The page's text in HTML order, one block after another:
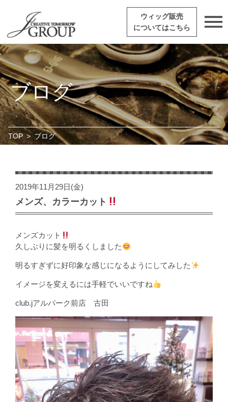
ウィッグ販売
についてはこちら
ブログ
TOP > ブログ
2019年11月29日(金)
メンズ、カラーカット
メンズカット
久しぶりに髪を明るくしました
明るすぎずに好印象な感じになるようにしてみした
イメージを変えるには手軽でいいですね
club.jアルパーク前店 古田